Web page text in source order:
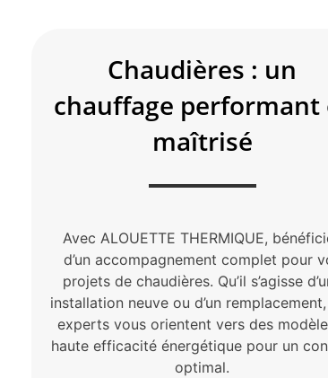
Chaudières : un
chauffage performant
maîtrisé
Avec ALOUETTE THERMIQUE,
d’un accompagnement complet pour
projets de chaudières. Qu’il s’agisse
installation neuve ou d’un
experts vous orientent vers des
haute efficacité énergétique pour un
optimal.